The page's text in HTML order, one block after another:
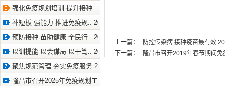
强化免疫规划培训 提升接种.. 2026-7-10
补短板 强能力 推进免疫规.. 2026-4-29
预防接种 苗助健康 全民行.. 2026-4-28
以训提能 以会谋局 以干笃.. 2026-2-4
聚焦规范管理 夯实免疫服务 2025-9-30
隆昌市召开2025年免疫规划工.. 2025-7-21
上一篇：
防控传染病 接种疫苗最有效
下一篇：
隆昌市召开2019年春节期间